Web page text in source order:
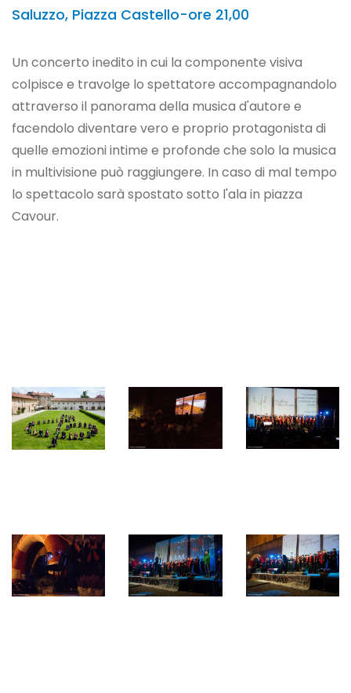
Saluzzo, Piazza Castello-ore 21,00
Un concerto inedito in cui la componente visiva
colpisce e travolge lo spettatore accompagnandolo
attraverso il panorama della musica d'autore e
facendolo diventare vero e proprio protagonista di
quelle emozioni intime e profonde che solo la musica
in multivisione può raggiungere. In caso di mal tempo
lo spettacolo sarà spostato sotto l'ala in piazza
Cavour.